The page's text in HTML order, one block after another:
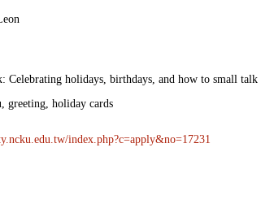
holidays, birthdays, and how to small talk
greeting, holiday cards
index.php?c=apply&no=17231